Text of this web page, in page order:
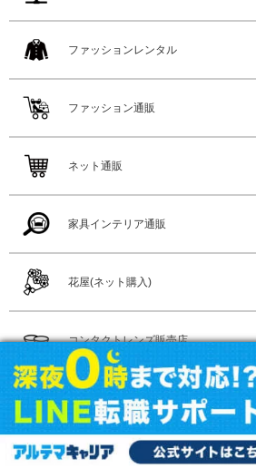
ファッションレンタル
ファッション通販
ネット通販
家具インテリア通販
花屋(ネット購入)
コンタクトレンズ販売店
メガネ店
漫画喫茶(漫喫)